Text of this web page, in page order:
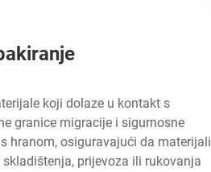
koji dolaze u kontakt s
granice migracije i sigurnosne
hranom, osiguravajući da materijali
prijevoza ili rukovanja